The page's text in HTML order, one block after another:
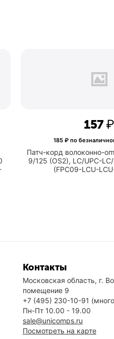
Патч-корд волоконно-
9/125 (OS2), LC/UPC-
(FPC09-LCU-
‍157‍₽
185 ₽ по
Контакты
Московская область, г.
помещение 9
+7 (495) 230-10-91
Пн-Пт 10.00 - 19.00
sale@unicomps.ru
Посмотреть на карте